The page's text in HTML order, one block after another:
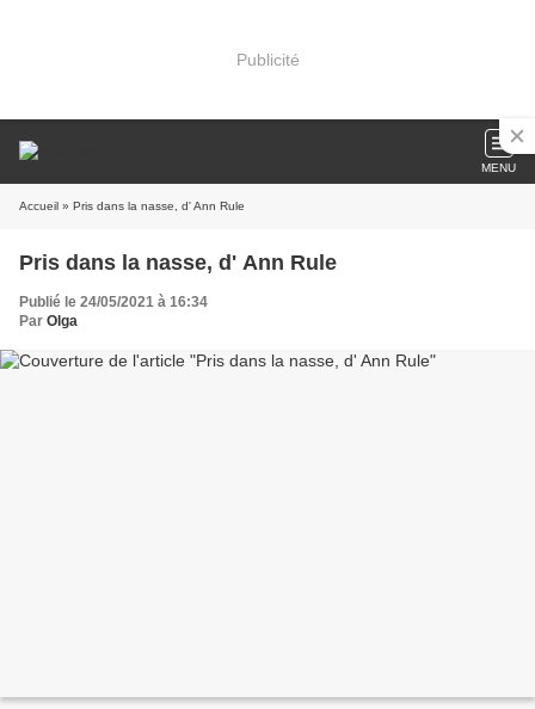
Publicité
MENU
Accueil » Pris dans la nasse, d' Ann Rule
Pris dans la nasse, d' Ann Rule
Publié le 24/05/2021 à 16:34
Par Olga